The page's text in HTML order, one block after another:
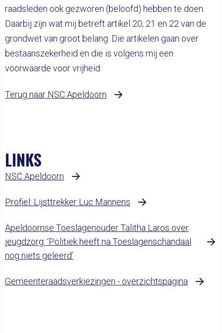
raadsleden ook gezworen (beloofd) hebben te doen.
Daarbij zijn wat mij betreft artikel 20, 21 en 22 van de
grondwet van groot belang. Die artikelen gaan over
bestaanszekerheid en die is volgens mij een
voorwaarde voor vrijheid.
Terug naar NSC Apeldoorn
LINKS
NSC Apeldoorn
Profiel: Lijsttrekker Luc Mannens
Apeldoornse Toeslagenouder Talitha Laros over
jeugdzorg: ‘Politiek heeft na Toeslagenschandaal
nog niets geleerd’
Gemeenteraadsverkiezingen - overzichtspagina